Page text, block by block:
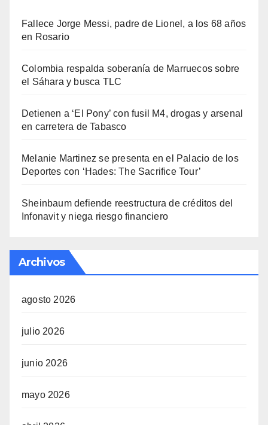
Fallece Jorge Messi, padre de Lionel, a los 68 años
en Rosario
Colombia respalda soberanía de Marruecos sobre
el Sáhara y busca TLC
Detienen a ‘El Pony’ con fusil M4, drogas y arsenal
en carretera de Tabasco
Melanie Martinez se presenta en el Palacio de los
Deportes con ‘Hades: The Sacrifice Tour’
Sheinbaum defiende reestructura de créditos del
Infonavit y niega riesgo financiero
Archivos
agosto 2026
julio 2026
junio 2026
mayo 2026